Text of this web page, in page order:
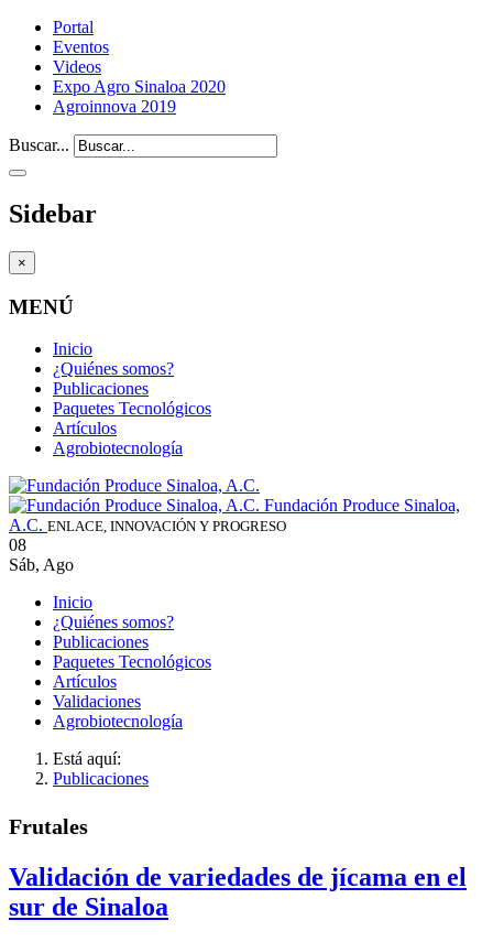
Portal
Eventos
Videos
Expo Agro Sinaloa 2020
Agroinnova 2019
Buscar...
Sidebar
×
MENÚ
Inicio
¿Quiénes somos?
Publicaciones
Paquetes Tecnológicos
Artículos
Agrobiotecnología
Fundación Produce Sinaloa,
A.C. ENLACE, INNOVACIÓN Y PROGRESO
08
Sáb, Ago
Inicio
¿Quiénes somos?
Publicaciones
Paquetes Tecnológicos
Artículos
Validaciones
Agrobiotecnología
Está aquí:
Publicaciones
Frutales
Validación de variedades de jícama en el
sur de Sinaloa